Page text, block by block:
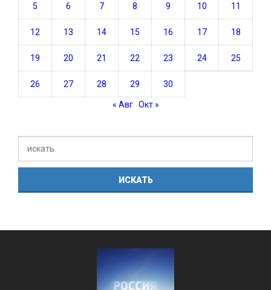
5 6 7 8 9 10 11
12 13 14 15 16 17 18
19 20 21 22 23 24 25
26 27 28 29 30
« Авг Окт »